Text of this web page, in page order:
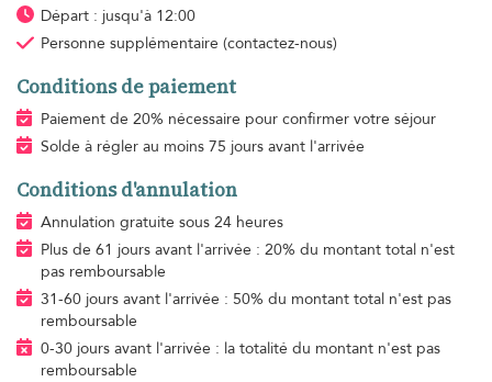
Départ : jusqu'à 12:00
Personne supplémentaire (contactez-nous)
Conditions de paiement
Paiement de 20% nécessaire pour confirmer votre séjour
Solde à régler au moins 75 jours avant l'arrivée
Conditions d'annulation
Annulation gratuite sous 24 heures
Plus de 61 jours avant l'arrivée : 20% du montant total n'est
pas remboursable
31-60 jours avant l'arrivée : 50% du montant total n'est pas
remboursable
0-30 jours avant l'arrivée : la totalité du montant n'est pas
remboursable